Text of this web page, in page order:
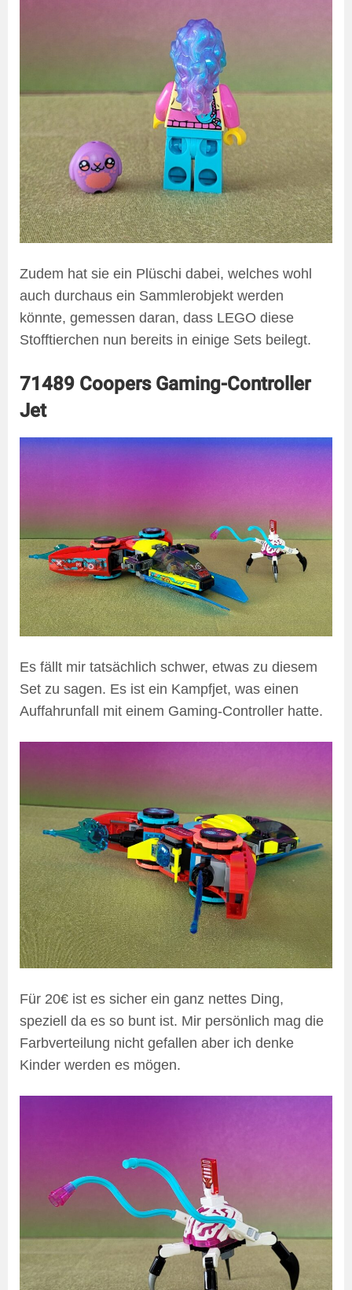
Zudem hat sie ein Plüschi dabei, welches wohl
auch durchaus ein Sammlerobjekt werden
könnte, gemessen daran, dass LEGO diese
Stofftierchen nun bereits in einige Sets beilegt.
71489 Coopers Gaming-Controller
Jet
Es fällt mir tatsächlich schwer, etwas zu diesem
Set zu sagen. Es ist ein Kampfjet, was einen
Auffahrunfall mit einem Gaming-Controller hatte.
Für 20€ ist es sicher ein ganz nettes Ding,
speziell da es so bunt ist. Mir persönlich mag die
Farbverteilung nicht gefallen aber ich denke
Kinder werden es mögen.